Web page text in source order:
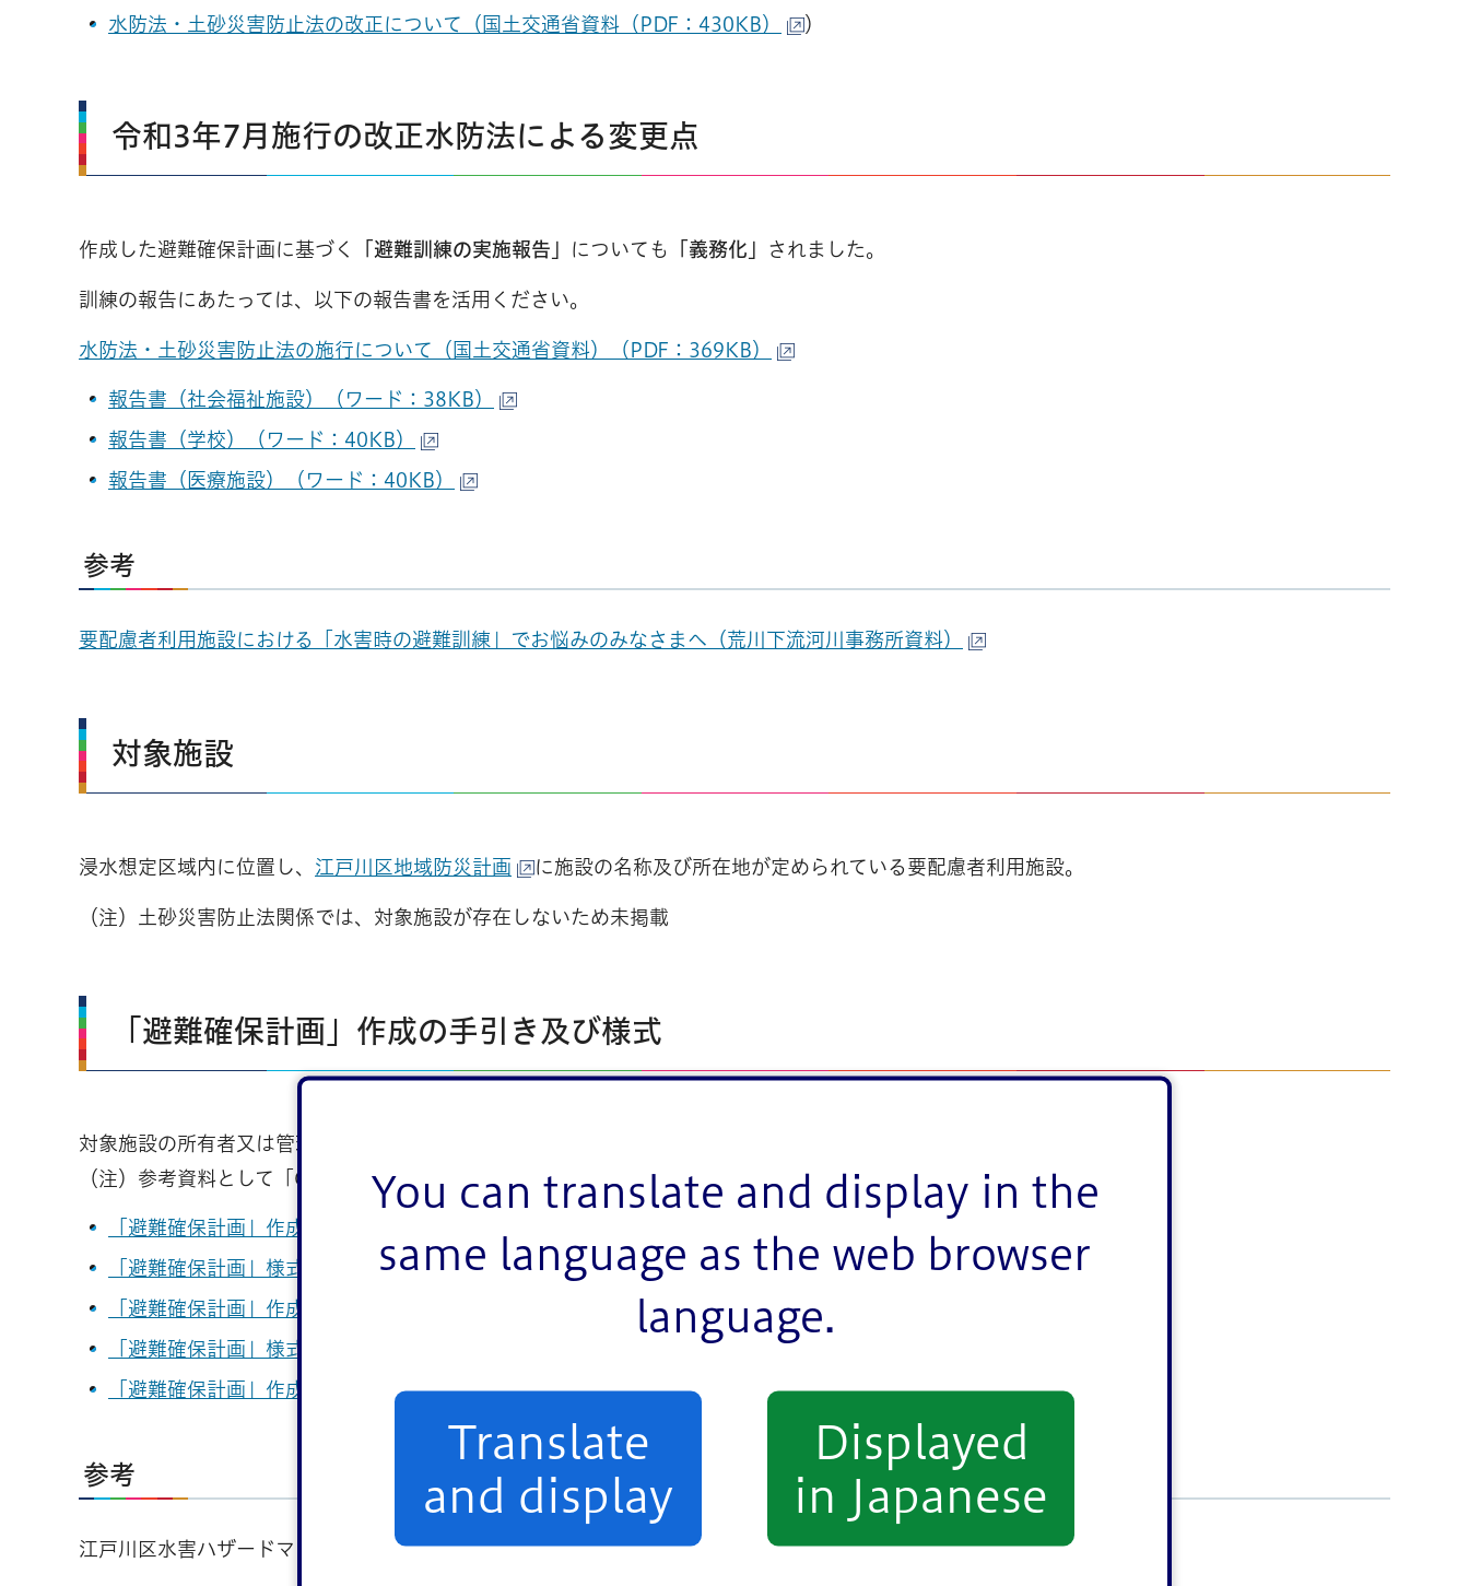
You can translate and display in the
same language as the web browser
language.
Translate
and display
Displayed
in Japanese
水防法・土砂災害防止法の改正について（国土交通省資料（PDF：430KB） ）
令和3年7月施行の改正水防法による変更点
作成した避難確保計画に基づく 「避難訓練の実施報告」 についても 「義務化」 されました。
訓練の報告にあたっては、以下の報告書を活用ください。
水防法・土砂災害防止法の施行について（国土交通省資料）（PDF：369KB）
報告書（社会福祉施設）（ワード：38KB）
報告書（学校）（ワード：40KB）
報告書（医療施設）（ワード：40KB）
参考
要配慮者利用施設における「水害時の避難訓練」でお悩みのみなさまへ（荒川下流河川事務所資料）
対象施設
浸水想定区域内に位置し、 江戸川区地域防災計画 に施設の名称及び所在地が定められている要配慮者利用施設。
（注）土砂災害防止法関係では、対象施設が存在しないため未掲載
「避難確保計画」作成の手引き及び様式
対象施設の所有者又は管理者は、下記の手引きを参照のうえ「避難確保計画」を作成してください。
（注）参考資料として「Q＆A」もご活用ください
「避難確保計画」作成（変更）報告書（ワード：18KB）
「避難確保計画」様式 【通所施設】 （PDF：4,907KB）
「避難確保計画」作成の手引き （PDF：1,189KB）
「避難確保計画」様式
「避難確保計画」作成の手引き 【入所施設】（PDF：2,225KB）
参考
江戸川区水害ハザードマップで浸水深や浸水継続時間を確認の上、「避難確保計画」を作成してください。